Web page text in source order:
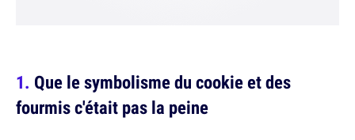
Que le symbolisme du cookie et des
fourmis c'était pas la peine